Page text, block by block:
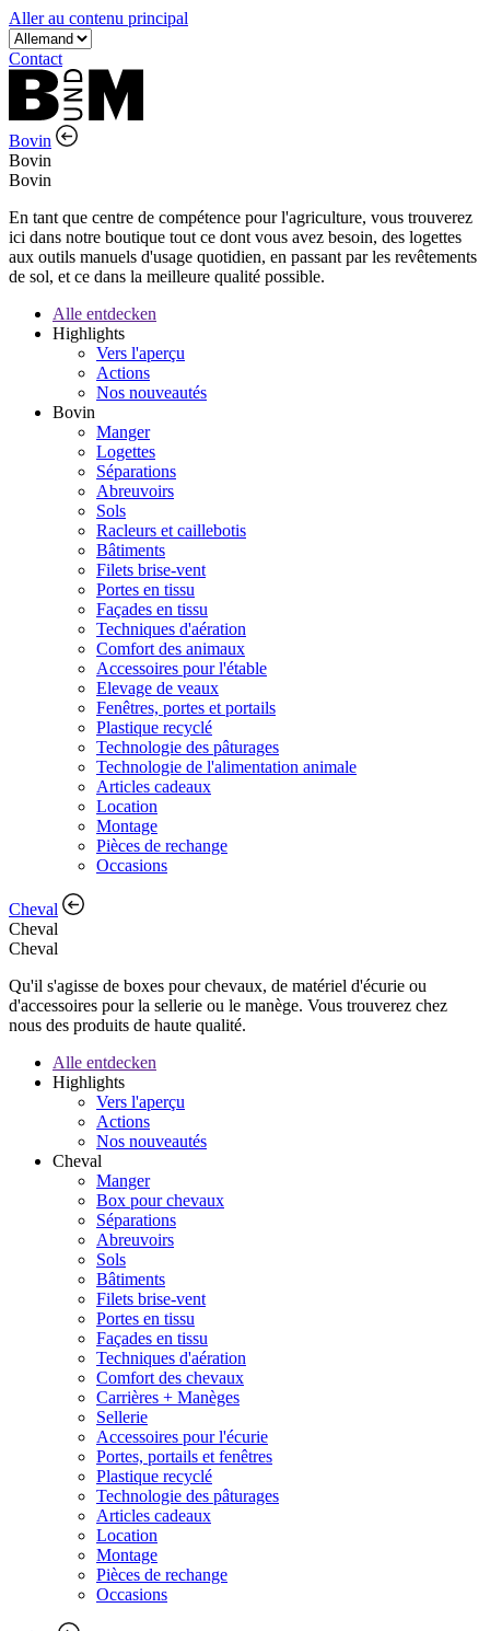
Aller au contenu principal
Contact
Bovin
Bovin
Bovin
En tant que centre de compétence pour l'agriculture, vous trouverez
ici dans notre boutique tout ce dont vous avez besoin, des logettes
aux outils manuels d'usage quotidien, en passant par les revêtements
de sol, et ce dans la meilleure qualité possible.
Alle entdecken
Highlights
Vers l'aperçu
Actions
Nos nouveautés
Bovin
Manger
Logettes
Séparations
Abreuvoirs
Sols
Racleurs et caillebotis
Bâtiments
Filets brise-vent
Portes en tissu
Façades en tissu
Techniques d'aération
Comfort des animaux
Accessoires pour l'étable
Elevage de veaux
Fenêtres, portes et portails
Plastique recyclé
Technologie des pâturages
Technologie de l'alimentation animale
Articles cadeaux
Location
Montage
Pièces de rechange
Occasions
Cheval
Cheval
Cheval
Qu'il s'agisse de boxes pour chevaux, de matériel d'écurie ou
d'accessoires pour la sellerie ou le manège. Vous trouverez chez
nous des produits de haute qualité.
Alle entdecken
Highlights
Vers l'aperçu
Actions
Nos nouveautés
Cheval
Manger
Box pour chevaux
Séparations
Abreuvoirs
Sols
Bâtiments
Filets brise-vent
Portes en tissu
Façades en tissu
Techniques d'aération
Comfort des chevaux
Carrières + Manèges
Sellerie
Accessoires pour l'écurie
Portes, portails et fenêtres
Plastique recyclé
Technologie des pâturages
Articles cadeaux
Location
Montage
Pièces de rechange
Occasions